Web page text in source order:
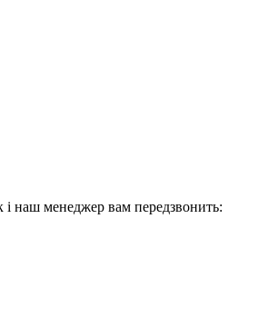
і наш менеджер вам передзвонить: